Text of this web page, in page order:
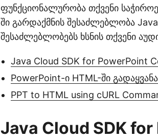
ფუნქციონალურობა თქვენი
ში გარდაქმნის შესაძლებლობა
შესაძლებლობებს ხსნის თქვენი
Java Cloud SDK for PowerPoint
PowerPoint-ი HTML-ში
PPT to HTML using cURL
Java Cloud SDK